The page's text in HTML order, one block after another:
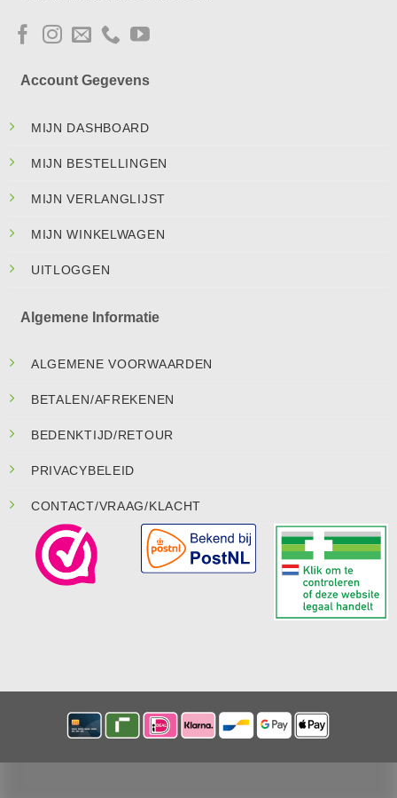
Account Gegevens
MIJN DASHBOARD
MIJN BESTELLINGEN
MIJN VERLANGLIJST
MIJN WINKELWAGEN
UITLOGGEN
Algemene Informatie
ALGEMENE VOORWAARDEN
BETALEN/AFREKENEN
BEDENKTIJD/RETOUR
PRIVACYBELEID
CONTACT/VRAAG/KLACHT